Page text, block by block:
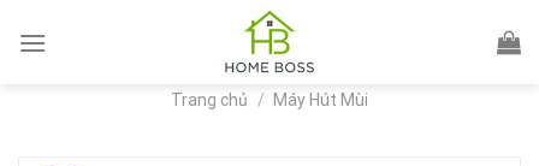
Trang chủ / Máy Hút Mùi